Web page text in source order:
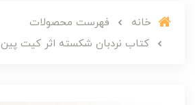
خانه
فهرست محصولات
کتاب نردبان شکسته اثر کیت پین